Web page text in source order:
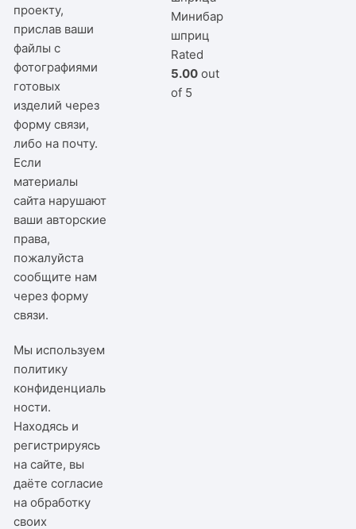
проекту,
прислав ваши
файлы с
фотографиями
готовых
изделий через
форму связи,
либо на почту.
Если
материалы
сайта нарушают
ваши авторские
права,
пожалуйста
сообщите нам
черезформу
связи.
Мы используем
политику
конфиденциаль
ности.
Находясь и
регистрируясь
на сайте, вы
даёте согласие
на обработку
своих
Минибар
шприц
Rated
5.00 out
of 5